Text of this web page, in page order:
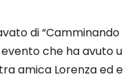
di “Camminando
che ha avuto
amica Lorenza ed